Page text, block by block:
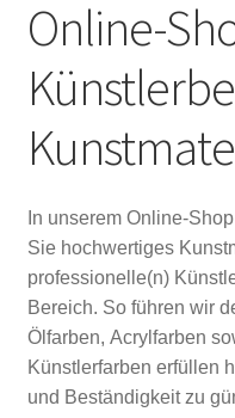
Online-
In unserem Online-Shop
Sie hochwertiges
professionelle(n)
Bereich. So führen wir
Ölfarben, Acrylfarben
Künstlerfarben erfüllen
und Beständigkeit zu